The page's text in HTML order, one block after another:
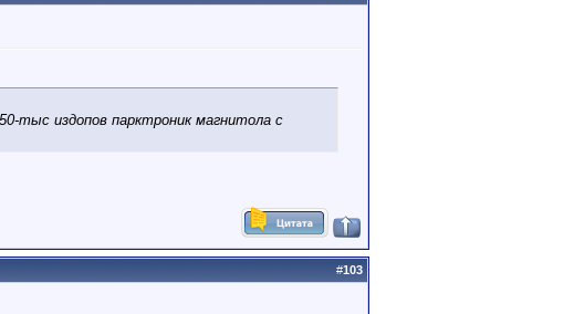
тыс издопов парктроник магнитола с
#103